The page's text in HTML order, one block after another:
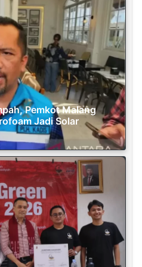
Pemkot Malang
Jadi Solar